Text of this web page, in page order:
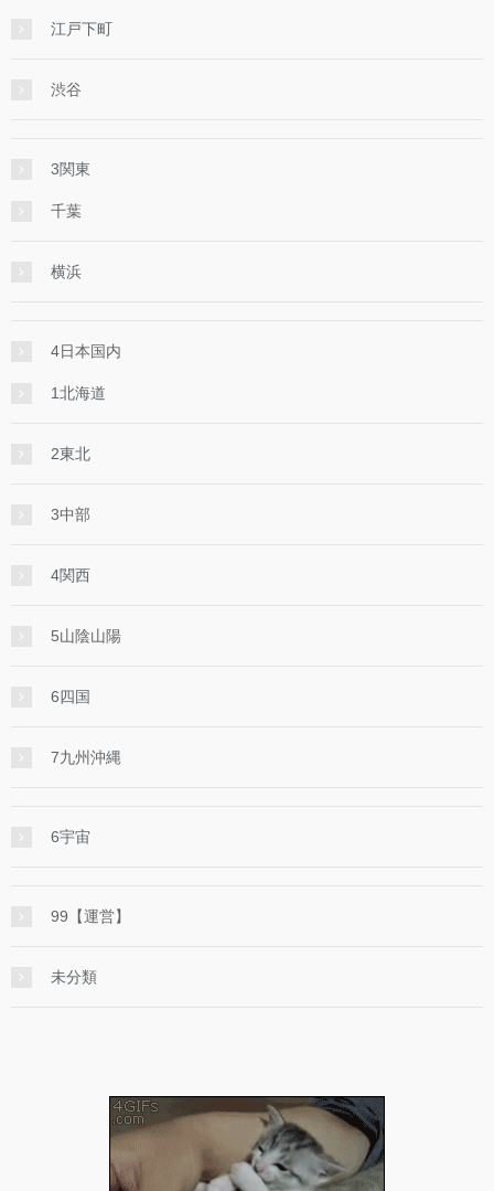
江戸下町
渋谷
3関東
千葉
横浜
4日本国内
1北海道
2東北
3中部
4関西
5山陰山陽
6四国
7九州沖縄
6宇宙
99【運営】
未分類